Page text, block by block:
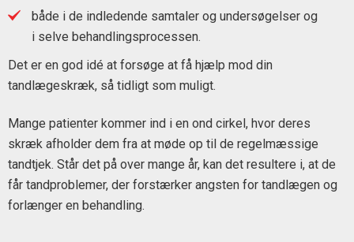
både i de indledende samtaler og undersøgelser og
i selve behandlingsprocessen.
Det er en god idé at forsøge at få hjælp mod din
tandlægeskræk, så tidligt som muligt.
Mange patienter kommer ind i en ond cirkel, hvor deres
skræk afholder dem fra at møde op til de regelmæssige
tandtjek. Står det på over mange år, kan det resultere i, at de
får tandproblemer, der forstærker angsten for tandlægen og
forlænger en behandling.